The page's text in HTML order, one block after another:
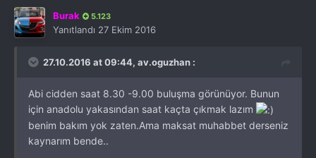
Burak 5.123
Yanıtlandı 27 Ekim 2016
27.10.2016 at 09:44, av.oguzhan :
Abi cidden saat 8.30 -9.00 buluşma görünüyor. Bunun
için anadolu yakasından saat kaçta çıkmak lazım
benim bakım yok zaten.Ama maksat muhabbet derseniz
kaynarım bende..